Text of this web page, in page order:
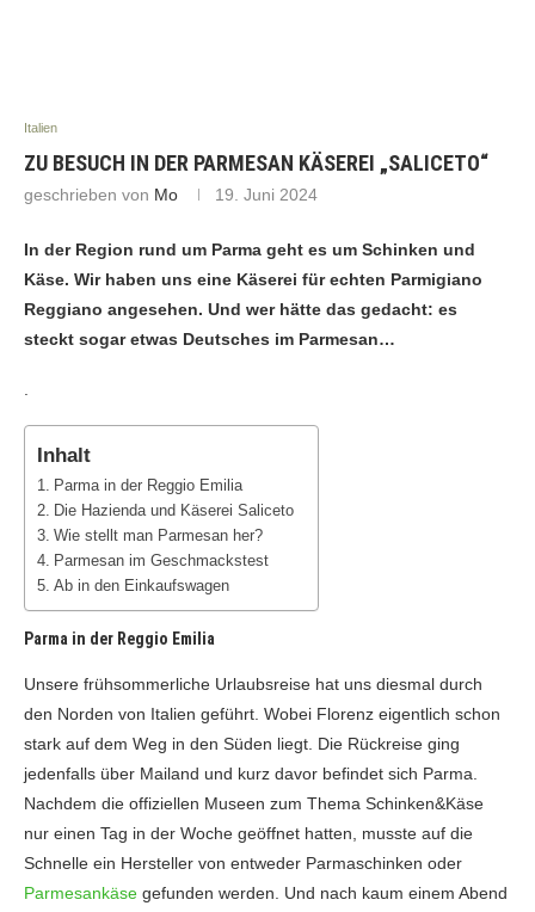
Italien
ZU BESUCH IN DER PARMESAN KÄSEREI „SALICETO“
geschrieben von Mo 19. Juni 2024
In der Region rund um Parma geht es um Schinken und
Käse. Wir haben uns eine Käserei für echten Parmigiano
Reggiano angesehen. Und wer hätte das gedacht: es
steckt sogar etwas Deutsches im Parmesan…
.
Inhalt
Parma in der Reggio Emilia
Die Hazienda und Käserei Saliceto
Wie stellt man Parmesan her?
Parmesan im Geschmackstest
Ab in den Einkaufswagen
Parma in der Reggio Emilia
Unsere frühsommerliche Urlaubsreise hat uns diesmal durch
den Norden von Italien geführt. Wobei Florenz eigentlich schon
stark auf dem Weg in den Süden liegt. Die Rückreise ging
jedenfalls über Mailand und kurz davor befindet sich Parma.
Nachdem die offiziellen Museen zum Thema Schinken&Käse
nur einen Tag in der Woche geöffnet hatten, musste auf die
Schnelle ein Hersteller von entweder Parmaschinken oder
Parmesankäse gefunden werden. Und nach kaum einem Abend